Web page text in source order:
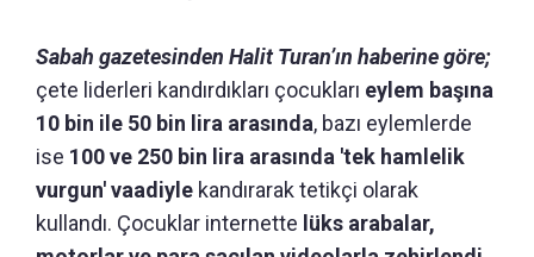
Sabah gazetesinden Halit Turan’ın haberine göre;
çete liderleri kandırdıkları çocukları eylem başına
10 bin ile 50 bin lira arasında, bazı eylemlerde
ise 100 ve 250 bin lira arasında 'tek hamlelik
vurgun' vaadiyle kandırarak tetikçi olarak
kullandı. Çocuklar internette lüks arabalar,